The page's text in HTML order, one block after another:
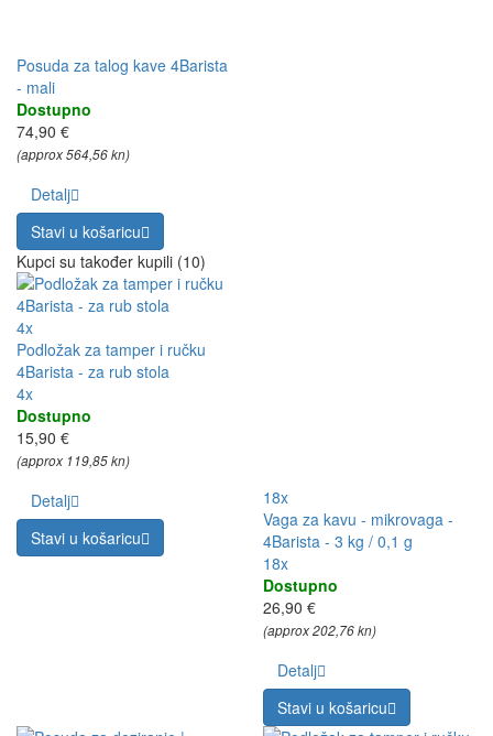
Posuda za talog kave 4Barista
- mali
Dostupno
74,90 €
(approx 564,56 kn)
Detalj
Stavi u košaricu
Kupci su također kupili (10)
4x
Podložak za tamper i ručku
4Barista - za rub stola
4x
Dostupno
15,90 €
(approx 119,85 kn)
Detalj
Stavi u košaricu
18x
Vaga za kavu - mikrovaga -
4Barista - 3 kg / 0,1 g
18x
Dostupno
26,90 €
(approx 202,76 kn)
Detalj
Stavi u košaricu